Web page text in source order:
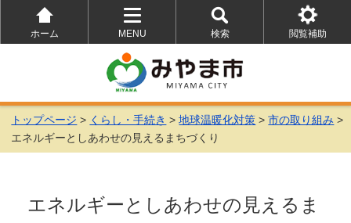
ホーム
MENU
を
開
く
検索
を
開
く
閲覧補助
を
トップページ > くらし・手続き >地球温暖化対策 >市の取り組み >
エネルギーとしあわせの見えるまちづくり
エネルギーとしあわせの見えるま